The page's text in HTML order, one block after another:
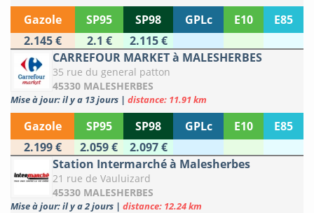
Gazole SP95 SP98 GPLc E10
E85
2.145 €
2.1 €
2.115 €
CARREFOUR MARKET à MALESHERBES
35 rue du general patton
45330 MALESHERBES
Mise à jour: il y a 13 jours | distance: 11.91 km
Gazole SP95 SP98 GPLc E10
E85
2.199 €
2.059 €
2.097 €
Station Intermarché à Malesherbes
21 rue de Vauluizard
45330 MALESHERBES
Mise à jour: il y a 2 jours | distance: 12.24 km